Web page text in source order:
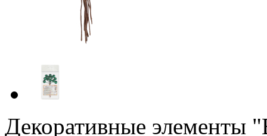
Декоративные элементы